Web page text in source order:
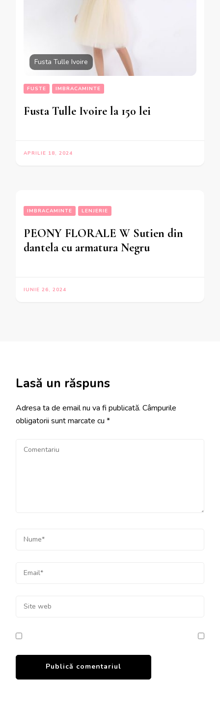
Fusta Tulle Ivoire
FUSTE IMBRACAMINTE
Fusta Tulle Ivoire la 150 lei
APRILIE 18, 2024
IMBRACAMINTE LENJERIE
PEONY FLORALE W Sutien din
dantela cu armatura Negru
IUNIE 26, 2024
Lasă un răspuns
Adresa ta de email nu va fi publicată. Câmpurile
obligatorii sunt marcate cu *